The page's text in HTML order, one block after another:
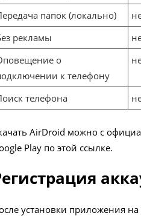
папок (локально)
рекламы
о
к телефону
телефона
AirDroid можно с
Play поэтой ссылке.
установки приложения